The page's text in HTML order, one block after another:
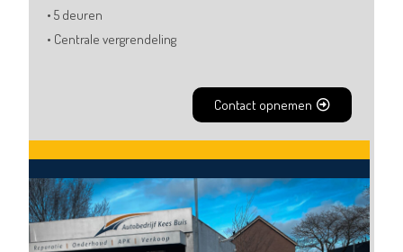
• 5 deuren
• Centrale vergrendeling
Contact opnemen